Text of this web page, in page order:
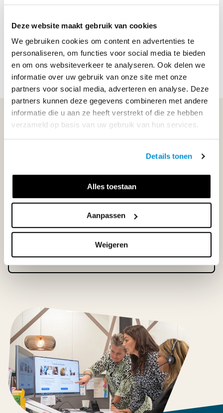
Deze website maakt gebruik van cookies
We gebruiken cookies om content en advertenties te
personaliseren, om functies voor social media te bieden
en om ons websiteverkeer te analyseren. Ook delen we
informatie over uw gebruik van onze site met onze
partners voor social media, adverteren en analyse. Deze
partners kunnen deze gegevens combineren met andere
informatie die u aan ze heeft verstrekt of die ze hebben
verzameld op basis van uw gebruik van hun services.
Details tonen
Alles toestaan
Aanpassen
Weigeren
Nederland te kunnen werken en wonen. Met deel 2 bereik
je het taalniveau A1 aan de hand van alledaagse thema's
zoals tijd, geld, gezondheid en telefo...
Lees meer
WIJ STAAN VOOR JE KLAAR!
Maandag t/m vrijdag | 08.00 - 17.00 uur
Klantenservice
Neem contact op